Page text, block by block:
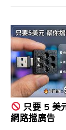
只要 5 美
網路擋廣告